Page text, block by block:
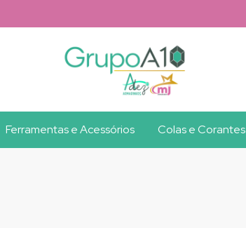
Ferramentas e Acessórios Colas e Corantes